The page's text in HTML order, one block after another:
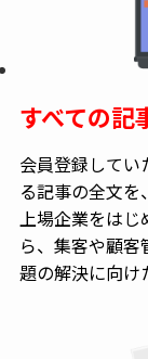
すべての記
会員登録してい
る記事の全文を
上場企業をは
ら、集客や顧
題の解決に向け